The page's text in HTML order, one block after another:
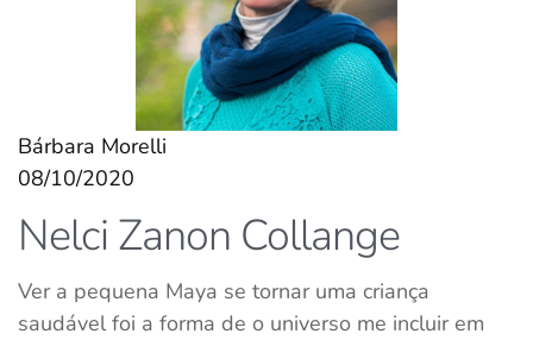
Bárbara Morelli
08/10/2020
Nelci Zanon Collange
Ver a pequena Maya se tornar uma criança
saudável foi a forma de o universo me incluir em